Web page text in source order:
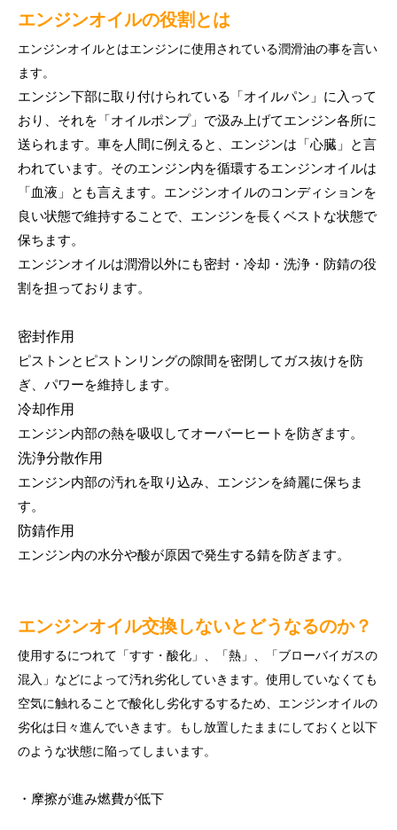
エンジンオイルの役割とは
エンジンオイルとはエンジンに使用されている潤滑油の事を言い
ます。
エンジン下部に取り付けられている「オイルパン」に入って
おり、それを「オイルポンプ」で汲み上げてエンジン各所に
送られます。車を人間に例えると、エンジンは「心臓」と言
われています。そのエンジン内を循環するエンジンオイルは
「血液」とも言えます。エンジンオイルのコンディションを
良い状態で維持することで、エンジンを長くベストな状態で
保ちます。
エンジンオイルは潤滑以外にも密封・冷却・洗浄・防錆の役
割を担っております。
密封作用
ピストンとピストンリングの隙間を密閉してガス抜けを防
ぎ、パワーを維持します。
冷却作用
エンジン内部の熱を吸収してオーバーヒートを防ぎます。
洗浄分散作用
エンジン内部の汚れを取り込み、エンジンを綺麗に保ちま
す。
防錆作用
エンジン内の水分や酸が原因で発生する錆を防ぎます。
エンジンオイル交換しないとどうなるのか？
使用するにつれて「すす・酸化」、「熱」、「ブローバイガスの
混入」などによって汚れ劣化していきます。使用していなくても
空気に触れることで酸化し劣化するするため、エンジンオイルの
劣化は日々進んでいきます。もし放置したままにしておくと以下
のような状態に陥ってしまいます。
・摩擦が進み燃費が低下